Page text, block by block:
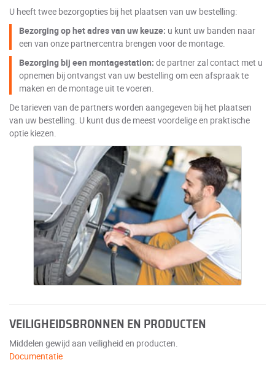
U heeft twee bezorgopties bij het plaatsen van uw bestelling:
Bezorging op het adres van uw keuze: u kunt uw banden naar
een van onze partnercentra brengen voor de montage.
Bezorging bij een montagestation: de partner zal contact met u
opnemen bij ontvangst van uw bestelling om een afspraak te
maken en de montage uit te voeren.
De tarieven van de partners worden aangegeven bij het plaatsen
van uw bestelling. U kunt dus de meest voordelige en praktische
optie kiezen.
VEILIGHEIDSBRONNEN EN PRODUCTEN
Middelen gewijd aan veiligheid en producten.
Documentatie